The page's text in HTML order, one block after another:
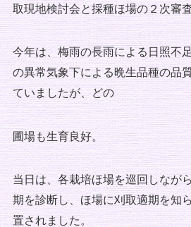
取現地検討会と採種ほ場の２次審
今年は、梅雨の長雨による日照不
の異常気象下による晩生品種の品
ていましたが、どの
圃場も生育良好。
当日は、各栽培ほ場を巡回しなが
期を診断し、ほ場に刈取適期を知
置されました。